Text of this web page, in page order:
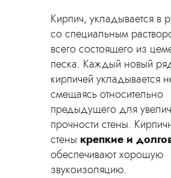
Кирпич, укладывается в
со специальным
всего состоящего из
песка. Каждый новый
кирпичей укладывается
смещаясь относительно
предыдущего для
прочности стены.
стены крепкие и
обеспечивают хорошую
звукоизоляцию.